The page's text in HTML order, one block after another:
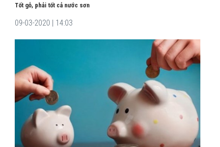
Tốt gỗ, phải tốt cả nước sơn
09-03-2020 | 14:03